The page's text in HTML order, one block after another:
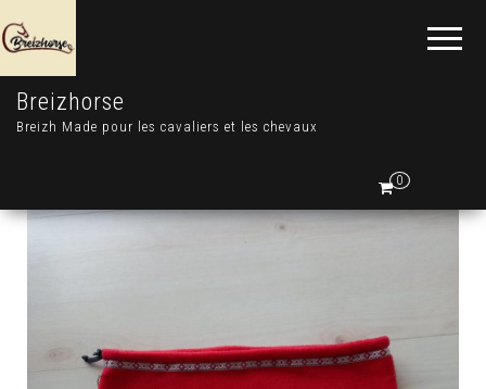
Breizhorse
Breizh Made pour les cavaliers et les chevaux
0